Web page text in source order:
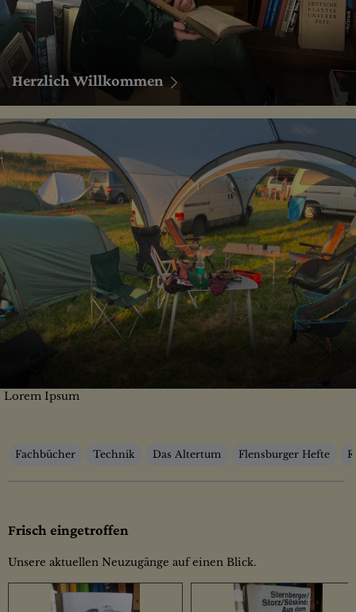
Herzlich Willkommen
Lorem Ipsum
Fachbücher Technik Das Altertum Flensburger Hefte
Frisch eingetroffen
Unsere aktuellen Neuzugänge auf einen Blick.